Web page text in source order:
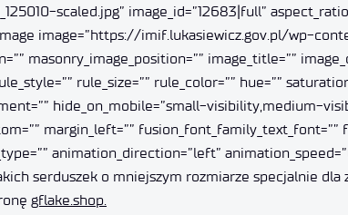
scaled.jpg” image_id=”12683|full”
image=”https://imif.lukasiewicz.gov.pl/wp-
masonry_image_position=”” image_title=””
rule_size=”” rule_color=”” hue=””
hide_on_mobile=”small-visibility,medium-
margin_left=””
animation_direction=”left”
serduszek o mniejszym rozmiarze specjalnie
gflake.shop.